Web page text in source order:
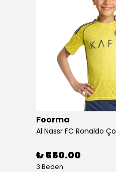
Foorma
₺ 550.00
3 Beden